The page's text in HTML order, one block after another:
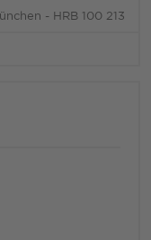
- HRB 100 213